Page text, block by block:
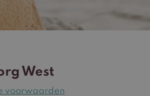
West
voorwaarden